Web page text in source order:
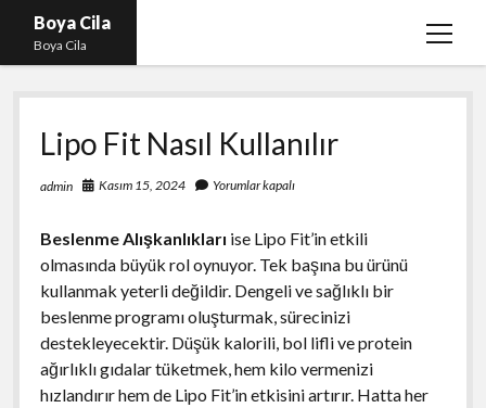
Boya Cila
Boya Cila
menüyü
En İyi Tiktok Takipçi Hilesi
Liste
Parasız Instagram Türk Takipçi Hilesi
Shorts Abone Arttırma Hilesi Parasız
Lipo Fit Nasıl Kullanılır
admin Kasım 15, 2024 Yorumlar kapalı
Beslenme Alışkanlıkları ise Lipo Fit’in etkili
olmasında büyük rol oynuyor. Tek başına bu ürünü
kullanmak yeterli değildir. Dengeli ve sağlıklı bir
beslenme programı oluşturmak, sürecinizi
destekleyecektir. Düşük kalorili, bol lifli ve protein
ağırlıklı gıdalar tüketmek, hem kilo vermenizi
hızlandırır hem de Lipo Fit’in etkisini artırır. Hatta her